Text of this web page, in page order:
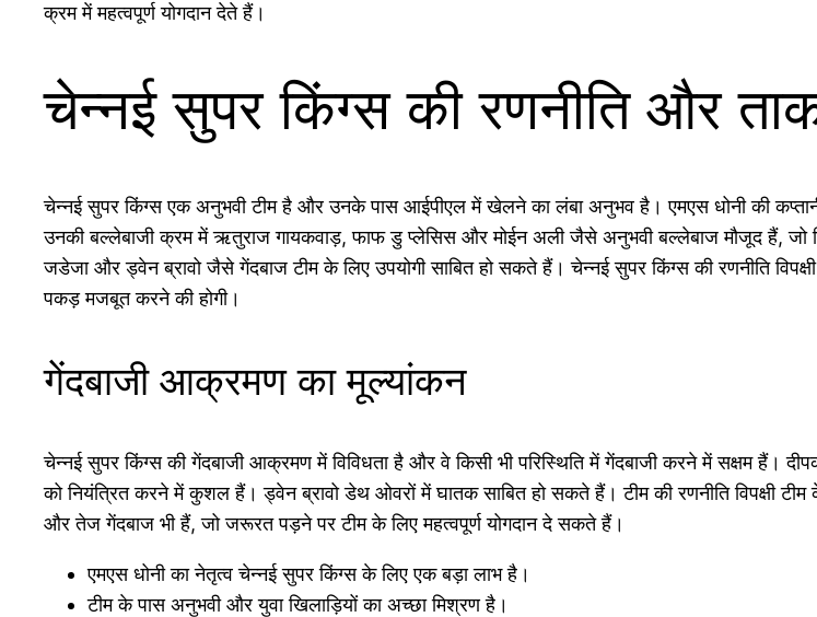
क्रम में महत्वपूर्ण योगदान देते हैं।
चेन्नई सुपर किंग्स की रणनीति और
चेन्नई सुपर किंग्स एक अनुभवी टीम है और उनके पास आईपीएल में खेलने का लंबा अनुभव है। एमएस धोनी की
उनकी बल्लेबाजी क्रम में ऋतुराज गायकवाड़, फाफ डु प्लेसिस और मोईन अली जैसे अनुभवी बल्लेबाज मौजूद हैं, जो
जडेजा और ड्वेन ब्रावो जैसे गेंदबाज टीम के लिए उपयोगी साबित हो सकते हैं। चेन्नई सुपर किंग्स की रणनीति
पकड़ मजबूत करने की होगी।
गेंदबाजी आक्रमण का मूल्यांकन
चेन्नई सुपर किंग्स की गेंदबाजी आक्रमण में विविधता है और वे किसी भी परिस्थिति में गेंदबाजी करने में सक्षम हैं।
को नियंत्रित करने में कुशल हैं। ड्वेन ब्रावो डेथ ओवरों में घातक साबित हो सकते हैं। टीम की रणनीति विपक्षी टीम
और तेज गेंदबाज भी हैं, जो जरूरत पड़ने पर टीम के लिए महत्वपूर्ण योगदान दे सकते हैं।
एमएस धोनी का नेतृत्व चेन्नई सुपर किंग्स के लिए एक बड़ा लाभ है।
टीम के पास अनुभवी और युवा खिलाड़ियों का अच्छा मिश्रण है।